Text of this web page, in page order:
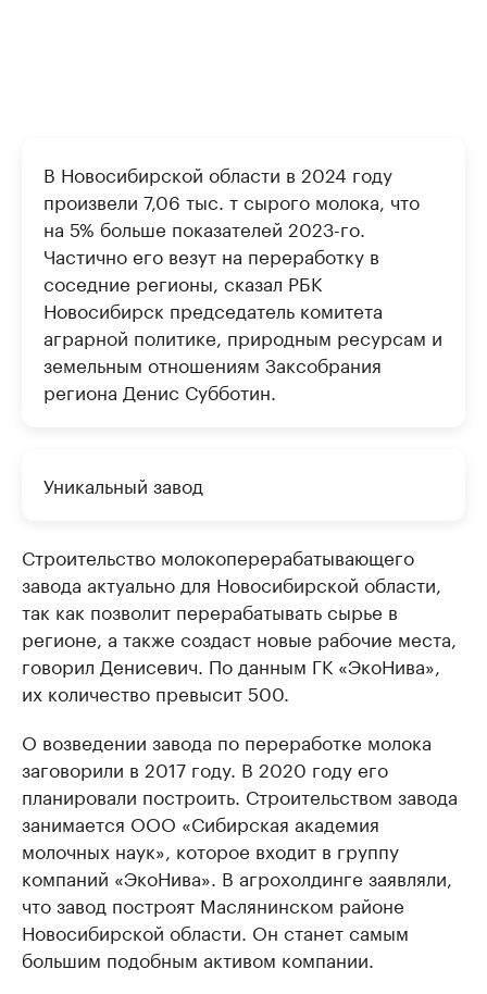
В Новосибирской области в 2024 году
произвели 7,06 тыс. т сырого молока, что
на 5% больше показателей 2023-го.
Частично его везут на переработку в
соседние регионы, сказал РБК
Новосибирск председатель комитета
аграрной политике, природным ресурсам и
земельным отношениям Заксобрания
региона Денис Субботин.
Уникальный завод
Строительство молокоперерабатывающего
завода актуально для Новосибирской области,
так как позволит перерабатывать сырье в
регионе, а также создаст новые рабочие места,
говорил Денисевич. По данным ГК «ЭкоНива»,
их количество превысит 500.
О возведении завода по переработке молока
заговорили в 2017 году. В 2020 году его
планировали построить. Строительством завода
занимается ООО «Сибирская академия
молочных наук», которое входит в группу
компаний «ЭкоНива». В агрохолдинге заявляли,
что завод построят Маслянинском районе
Новосибирской области. Он станет самым
большим подобным активом компании.